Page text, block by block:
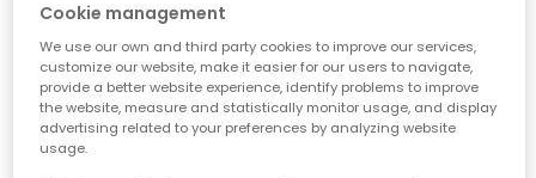
Cookie management
We use our own and third party cookies to improve our services,
customize our website, make it easier for our users to navigate,
provide a better website experience, identify problems to improve
the website, measure and statistically monitor usage, and display
advertising related to your preferences by analyzing website
usage.